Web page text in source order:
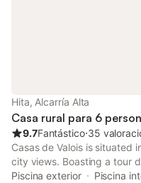
Hita, Alcarría Alta
Casa rural para 6
9.7Fantástico⋅35
Casas de Valois is situated
city views. Boasting a tour
guests with Nintendo Wii.
Piscina exterior Piscina